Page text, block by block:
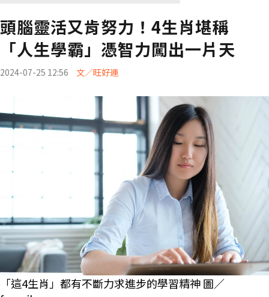
頭腦靈活又肯努力！4生肖堪稱
「人生學霸」憑智力闖出一片天
2024-07-25 12:56 文／旺好運
「這4生肖」都有不斷力求進步的學習精神 圖／